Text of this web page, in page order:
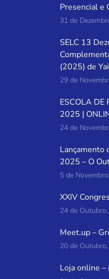
Presencial e
31 de
SELC 13
(2025) de
29 de
ESCOLA DE
2025 |
24 de
Lançamento
2025 – O
5 de
XXIV
24 de
Meet.up –
20 de
Loja online